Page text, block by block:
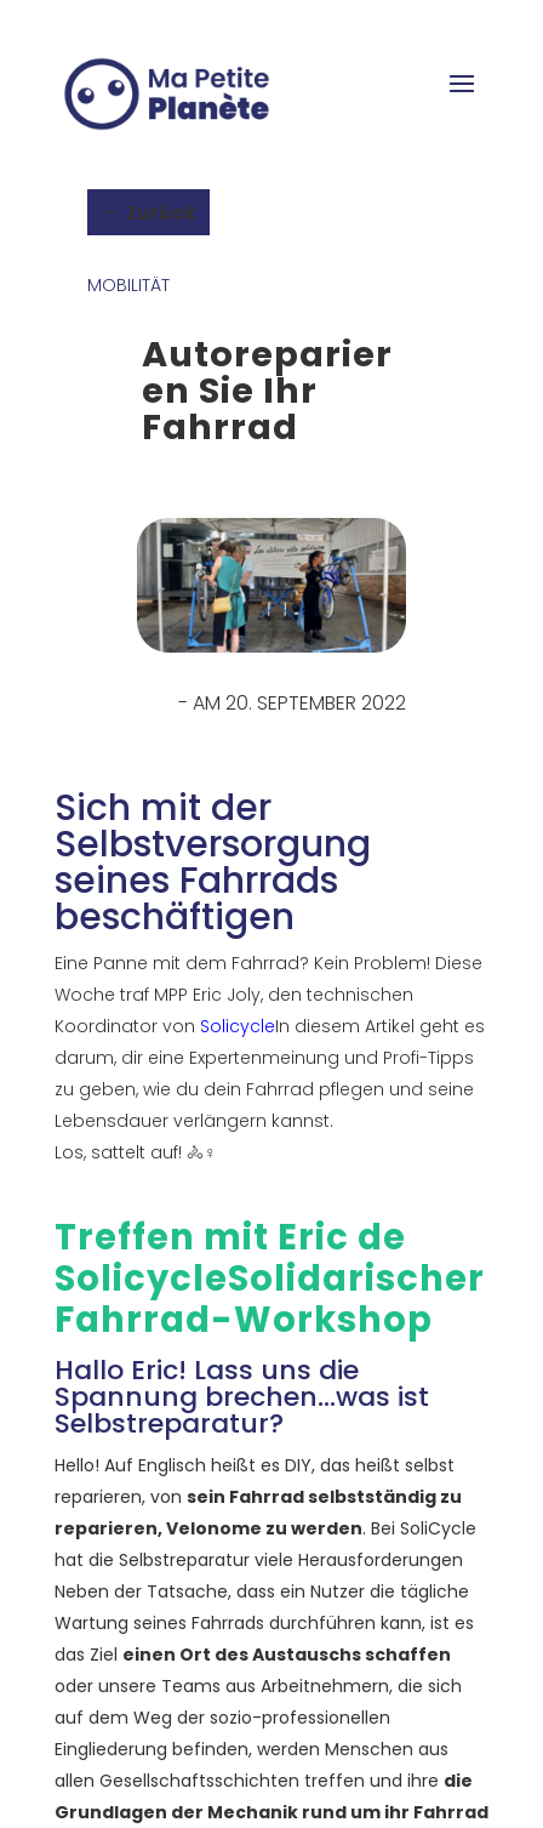
Zurück
MOBILITÄT
Autoreparier
en Sie Ihr
Fahrrad
- AM 20. SEPTEMBER 2022
Sich mit der
Selbstversorgung
seines Fahrrads
beschäftigen
Eine Panne mit dem Fahrrad? Kein Problem! Diese
Woche traf MPP Eric Joly, den technischen
Koordinator von SolicycleIn diesem Artikel geht es
darum, dir eine Expertenmeinung und Profi-Tipps
zu geben, wie du dein Fahrrad pflegen und seine
Lebensdauer verlängern kannst.
Los, sattelt auf! 🚴♀️
Treffen mit Eric de
SolicycleSolidarischer
Fahrrad-Workshop
Hallo Eric! Lass uns die
Spannung brechen...was ist
Selbstreparatur?
Hello! Auf Englisch heißt es DIY, das heißt selbst
reparieren, von sein Fahrrad selbstständig zu
reparieren, Velonome zu werden. Bei SoliCycle
hat die Selbstreparatur viele Herausforderungen
Neben der Tatsache, dass ein Nutzer die tägliche
Wartung seines Fahrrads durchführen kann, ist es
das Ziel einen Ort des Austauschs schaffen
oder unsere Teams aus Arbeitnehmern, die sich
auf dem Weg der sozio-professionellen
Eingliederung befinden, werden Menschen aus
allen Gesellschaftsschichten treffen und ihre die
Grundlagen der Mechanik rund um ihr Fahrrad